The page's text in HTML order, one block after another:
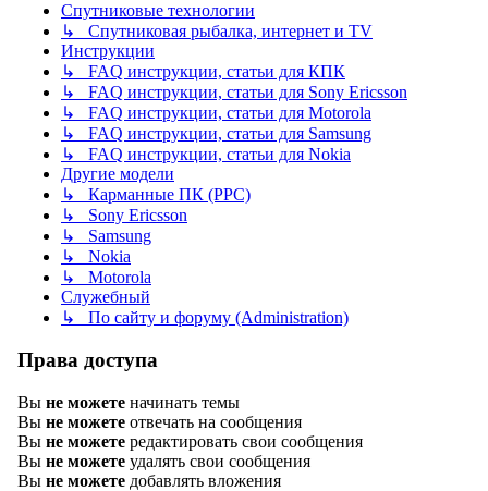
Спутниковые технологии
↳ Спутниковая рыбалка, интернет и TV
Инструкции
↳ FAQ инструкции, статьи для КПК
↳ FAQ инструкции, статьи для Sony Ericsson
↳ FAQ инструкции, статьи для Motorola
↳ FAQ инструкции, статьи для Samsung
↳ FAQ инструкции, статьи для Nokia
Другие модели
↳ Карманные ПК (PPC)
↳ Sony Ericsson
↳ Samsung
↳ Nokia
↳ Motorola
Служебный
↳ По сайту и форуму (Administration)
Права доступа
Вы не можете начинать темы
Вы не можете отвечать на сообщения
Вы не можете редактировать свои сообщения
Вы не можете удалять свои сообщения
Вы не можете добавлять вложения